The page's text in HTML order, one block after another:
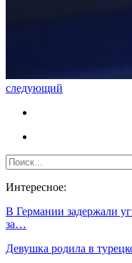
следующий
Интересное:
В Германии задержали
за…
Девушка родила в